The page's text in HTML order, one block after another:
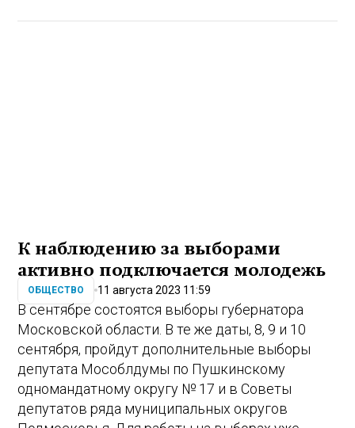
К наблюдению за выборами
активно подключается молодежь
ОБЩЕСТВО 11 августа 2023 11:59
В сентябре состоятся выборы губернатора
Московской области. В те же даты, 8, 9 и 10
сентября, пройдут дополнительные выборы
депутата Мособлдумы по Пушкинскому
одномандатному округу № 17 и в Советы
депутатов ряда муниципальных округов